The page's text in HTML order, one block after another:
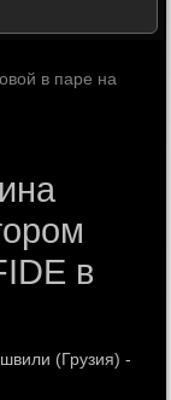
в паре на
в
(Грузия) -